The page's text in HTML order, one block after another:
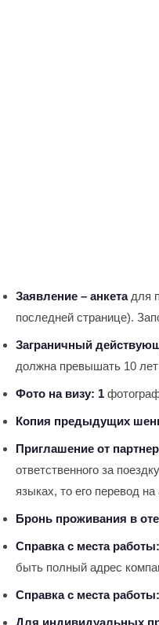
Заявление – анкетадля
последней странице).
Заграничный
должна превышать 10
Фото на визу: 1
Копия предыдущих
Приглашение от
ответственного за
языках, то его перевод на
Бронь проживания в
Справка с места работы:
быть полный адрес
Справка с места работы:
Для индивидуальных